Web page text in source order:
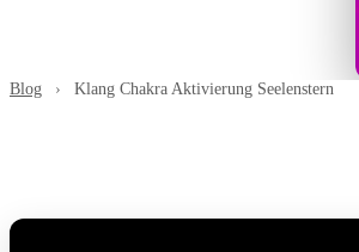
Blog › Klang Chakra Aktivierung Seelenstern